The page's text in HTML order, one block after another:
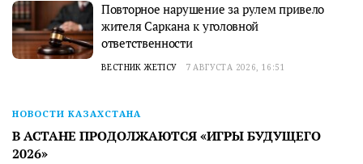
Повторное нарушение за рулем привело
жителя Саркана к уголовной
ответственности
ВЕСТНИК ЖЕТІСУ 7 АВГУСТА 2026, 16:51
НОВОСТИ КАЗАХСТАНА
В АСТАНЕ ПРОДОЛЖАЮТСЯ «ИГРЫ БУДУЩЕГО
2026»